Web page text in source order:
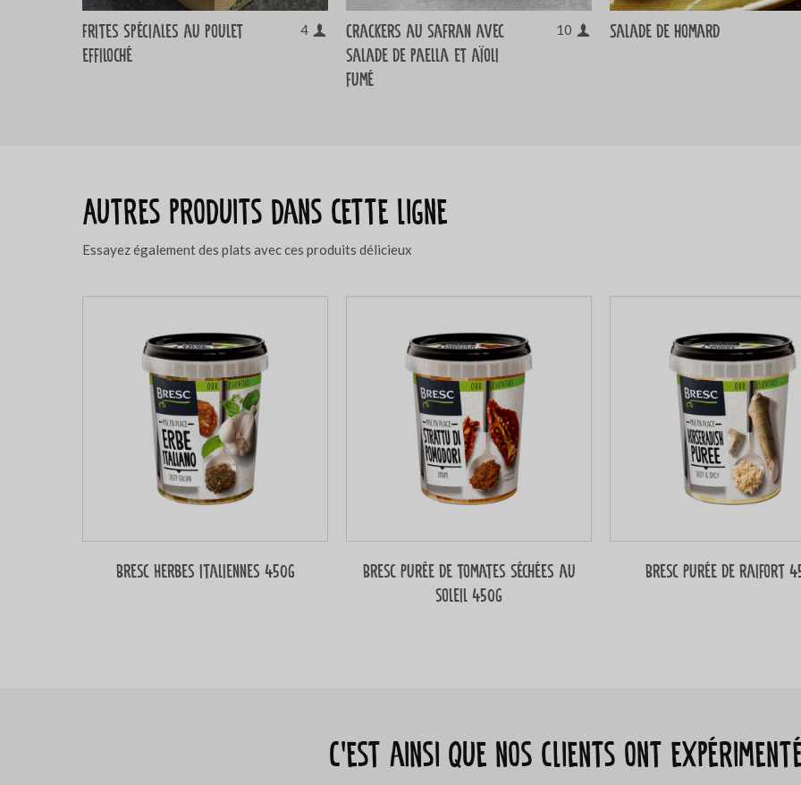
Frites spéciales au poulet
effiloché
4
Crackers au safran avec
salade de paella et aïoli
fumé
10 Salade de homard
Autres produits dans cette ligne
Essayez également des plats avec ces produits délicieux
Bresc Herbes italiennes 450g
Bresc Purée de tomates séchées au
soleil 450g
Bresc Purée de raifort
C’est ainsi que nos clients ont